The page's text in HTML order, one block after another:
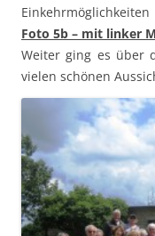
Foto 5b – mit linker
Weiter ging es über
vielen schönen